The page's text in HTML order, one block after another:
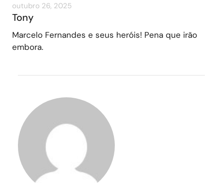
outubro 26, 2025
Tony
Marcelo Fernandes e seus heróis! Pena que irão
embora.